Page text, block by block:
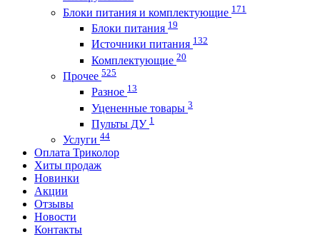
Блоки питания и комплектующие 171
Блоки питания 19
Источники питания 132
Комплектующие 20
Прочее 525
Разное 13
Уцененные товары 3
Пульты ДУ 1
Услуги 44
Оплата Триколор
Хиты продаж
Новинки
Акции
Отзывы
Новости
Контакты